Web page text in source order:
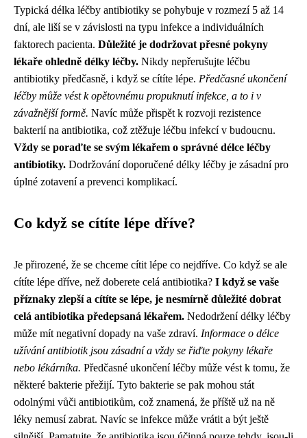
Typická délka léčby antibiotiky se pohybuje v rozmezí 5 až 14
dní, ale liší se v závislosti na typu infekce a individuálních
faktorech pacienta. Důležité je dodržovat přesné pokyny
lékaře ohledně délky léčby. Nikdy nepřerušujte léčbu
antibiotiky předčasně, i když se cítíte lépe. Předčasné ukončení
léčby může vést k opětovnému propuknutí infekce, a to i v
závažnější formě. Navíc může přispět k rozvoji rezistence
bakterií na antibiotika, což ztěžuje léčbu infekcí v budoucnu.
Vždy se poraďte se svým lékařem o správné délce léčby
antibiotiky. Dodržování doporučené délky léčby je zásadní pro
úplné zotavení a prevenci komplikací.
Co když se cítíte lépe dříve?
Je přirozené, že se chceme cítit lépe co nejdříve. Co když se ale
cítíte lépe dříve, než doberete celá antibiotika? I když se vaše
příznaky zlepší a cítíte se lépe, je nesmírně důležité dobrat
celá antibiotika předepsaná lékařem. Nedodržení délky léčby
může mít negativní dopady na vaše zdraví. Informace o délce
užívání antibiotik jsou zásadní a vždy se řiďte pokyny lékaře
nebo lékárníka. Předčasné ukončení léčby může vést k tomu, že
některé bakterie přežijí. Tyto bakterie se pak mohou stát
odolnými vůči antibiotikům, což znamená, že příště už na ně
léky nemusí zabrat. Navíc se infekce může vrátit a být ještě